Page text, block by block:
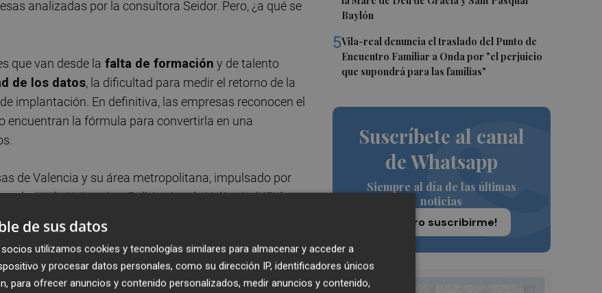
Baylón
5Vila-real denuncia el traslado del Punto de
Encuentro Familiar a Onda por "el perjuicio
que supondrá para las familias"
Suscríbete al canal
de Whatsapp
Siempre al día de las últimas
noticias
¡Quiero suscribirme!
analizadas por la consultora Seidor. Pero, ¿a qué se
que van desde la falta de formación y de talento
de los datos, la dificultad para medir el retorno de la
de implantación. En definitiva, las empresas reconocen el
encuentran la fórmula para convertirla en una
de Valencia y su área metropolitana, impulsado por
por la Universitat Politècnica de València (UPV),
sino integrarla de forma estructurada.
herramientas de inteligencia artificial,
o experimentación, con aplicaciones limitadas a la
tareas administrativas.
de sus datos
utilizamos cookies y tecnologías similares para almacenar y acceder a
y procesar datos personales, como su dirección IP, identificadores únicos
para ofrecer anuncios y contenido personalizados, medir anuncios y contenido,